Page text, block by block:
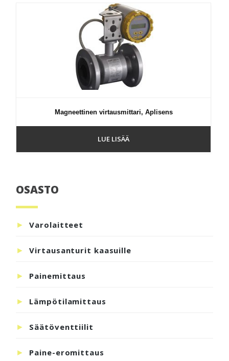
Magneettinen virtausmittari, Aplisens
LUE LISÄÄ
Ensisijainen
sivupalkki
OSASTO
Varolaitteet
Virtausanturit kaasuille
Painemittaus
Lämpötilamittaus
Säätöventtiilit
Paine-eromittaus